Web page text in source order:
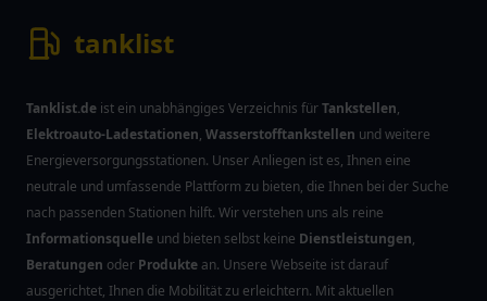
tanklist
Tanklist.de ist ein unabhängiges Verzeichnis fürTankstellen,
Elektroauto-Ladestationen, Wasserstofftankstellen und weitere
Energieversorgungsstationen. Unser Anliegen ist es, Ihnen eine
neutrale und umfassende Plattform zu bieten, die Ihnen bei der Suche
nach passenden Stationen hilft. Wir verstehen uns als reine
Informationsquelle und bieten selbst keine Dienstleistungen,
Beratungen oder Produkte an. Unsere Webseite ist darauf
ausgerichtet, Ihnen die Mobilität zu erleichtern. Mit aktuellen